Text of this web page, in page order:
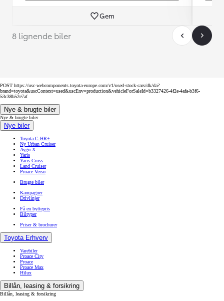
Gem
8 lignende biler
POST https://usc-webcomponents.toyota-europe.com/v1/used-stock-cars/dk/da?
brand=toyota&uscContext=used&uscEnv=production&vehicleForSaleId=b3327426-4f2e-4afa-b3f6-
53c38b52e7af
Nye & brugte biler
Nye & brugte biler
Nye biler
Toyota C-HR+
Ny Urban Cruiser
Aygo X
Yaris
Yaris Cross
Land Cruiser
Proace Verso
Brugte biler
Kampagner
Drivlinjer
Få en byttepris
Biltyper
Priser & brochurer
Toyota Erhverv
Varebiler
Proace City
Proace
Proace Max
Hilux
Billån, leasing & forsikring
Billån, leasing & forsikring